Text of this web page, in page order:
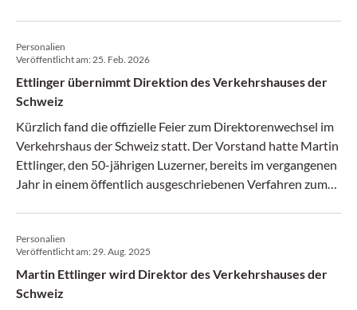
geprägt hat.
Personalien
Veröffentlicht am:25. Feb. 2026
Ettlinger übernimmt Direktion des Verkehrshauses der
Schweiz
Kürzlich fand die offizielle Feier zum Direktorenwechsel im
Verkehrshaus der Schweiz statt. Der Vorstand hatte Martin
Ettlinger, den 50-jährigen Luzerner, bereits im vergangenen
Jahr in einem öffentlich ausgeschriebenen Verfahren zum
dessen strategische und operative Weiterentwicklung.
Personalien
Veröffentlicht am:29. Aug. 2025
Martin Ettlinger wird Direktor des Verkehrshauses der
Schweiz